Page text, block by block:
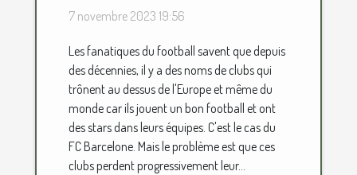
7 novembre 2023 19:56
Les fanatiques du football savent que depuis
des décennies, il y a des noms de clubs qui
trônent au dessus de l'Europe et même du
monde car ils jouent un bon football et ont
des stars dans leurs équipes. C'est le cas du
FC Barcelone. Mais le problème est que ces
clubs perdent progressivement leur...